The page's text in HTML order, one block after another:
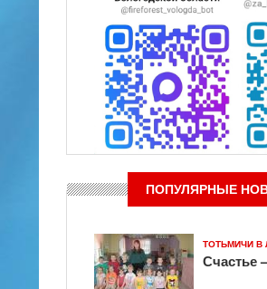
ПОПУЛЯРНЫЕ
ТОТЬМИЧИ В
Счастье